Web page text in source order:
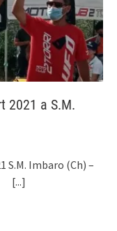
2021 a S.M.
S.M. Imbaro (Ch) –
[...]